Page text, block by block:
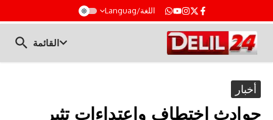
اللغة/Languag
القائمة
أخبار
حوادث اختطاف واعتداءات تثير